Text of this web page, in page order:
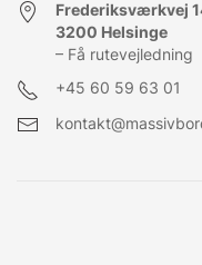
Frederiksværkvej
3200 Helsinge
– Få rutevejledning
+45 60 59 63 01